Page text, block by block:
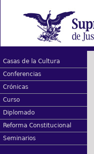
Casas de la Cultura
Conferencias
Crónicas
Curso
Diplomado
Reforma Constitucional
Seminarios